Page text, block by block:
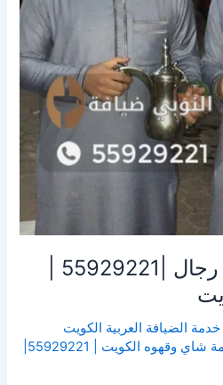
خدمة الضيافة العربية الكويت